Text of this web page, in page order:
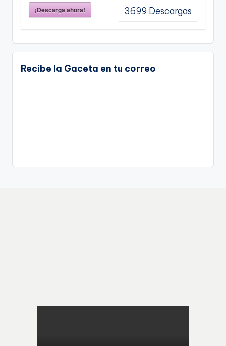
¡Descarga ahora! 3699 Descargas
Recibe la Gaceta en tu correo